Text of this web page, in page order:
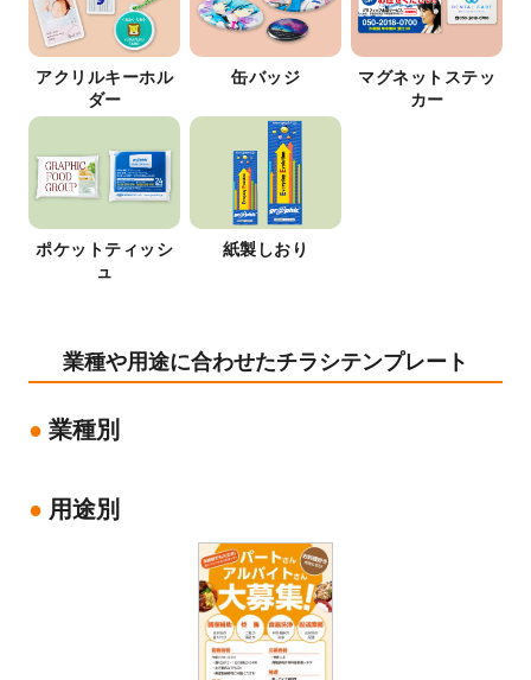
アクリルキーホル
ダー
缶バッジ
マグネットステッ
カー
ポケットティッシ
ュ
紙製しおり
業種や用途に合わせたチラシテンプレート
業種別
用途別